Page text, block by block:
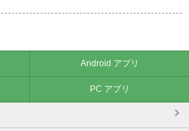
Android アプリ
PC アプリ